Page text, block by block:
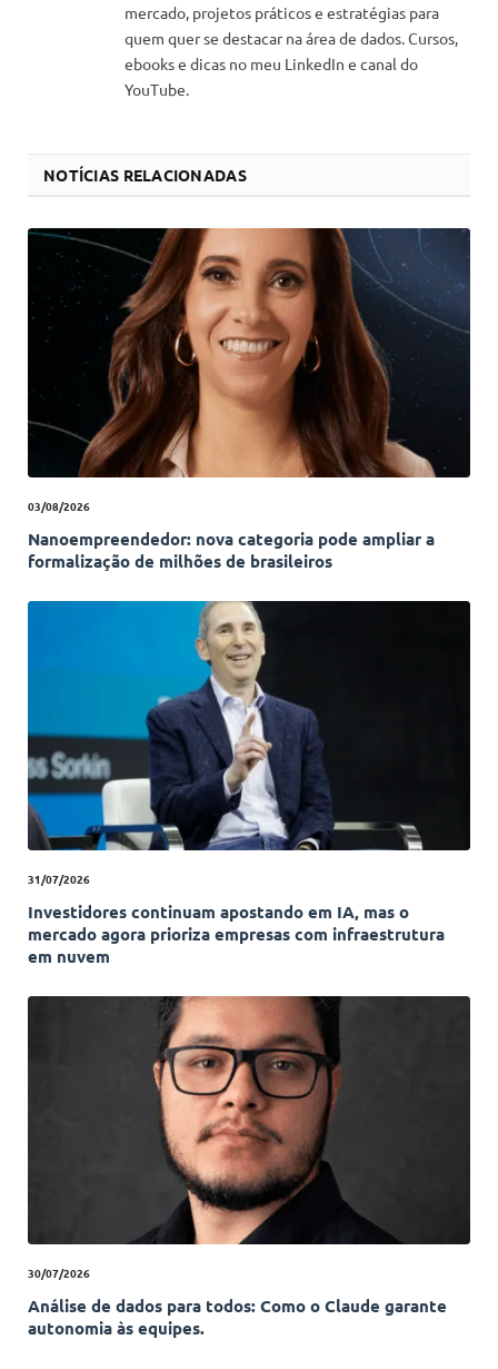
mercado, projetos práticos e estratégias para
quem quer se destacar na área de dados. Cursos,
ebooks e dicas no meu LinkedIn e canal do
YouTube.
NOTÍCIAS RELACIONADAS
03/08/2026
Nanoempreendedor: nova categoria pode ampliar a
formalização de milhões de brasileiros
31/07/2026
Investidores continuam apostando em IA, mas o
mercado agora prioriza empresas com infraestrutura
em nuvem
30/07/2026
Análise de dados para todos: Como o Claude garante
autonomia às equipes.